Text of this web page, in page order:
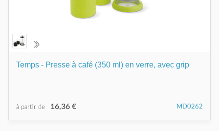
Temps - Presse à café (350 ml) en verre, avec grip
à partir de 16,36 € MD0262